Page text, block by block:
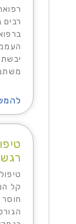
רבים
קל